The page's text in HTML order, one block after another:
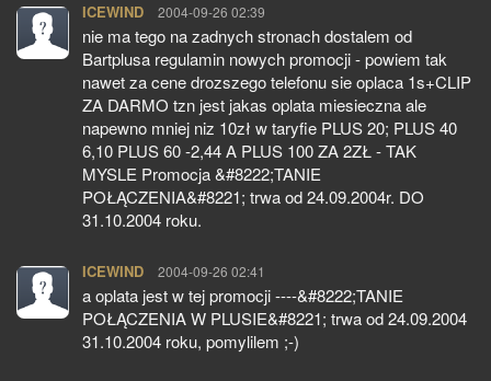
ICEWIND pisze:
2004-09-26 02:39
nie ma tego na zadnych stronach dostalem od
Bartplusa regulamin nowych promocji - powiem tak
nawet za cene drozszego telefonu sie oplaca 1s+CLIP
ZA DARMO tzn jest jakas oplata miesieczna ale
napewno mniej niz 10zł w taryfie PLUS 20; PLUS 40
6,10 PLUS 60 -2,44 A PLUS 100 ZA 2ZŁ - TAK
MYSLE Promocja &#8222;TANIE
POŁĄCZENIA&#8221; trwa od 24.09.2004r. DO
31.10.2004 roku.
ICEWIND pisze:
2004-09-26 02:41
a oplata jest w tej promocji ----&#8222;TANIE
POŁĄCZENIA W PLUSIE&#8221; trwa od 24.09.2004
31.10.2004 roku, pomylilem ;-)